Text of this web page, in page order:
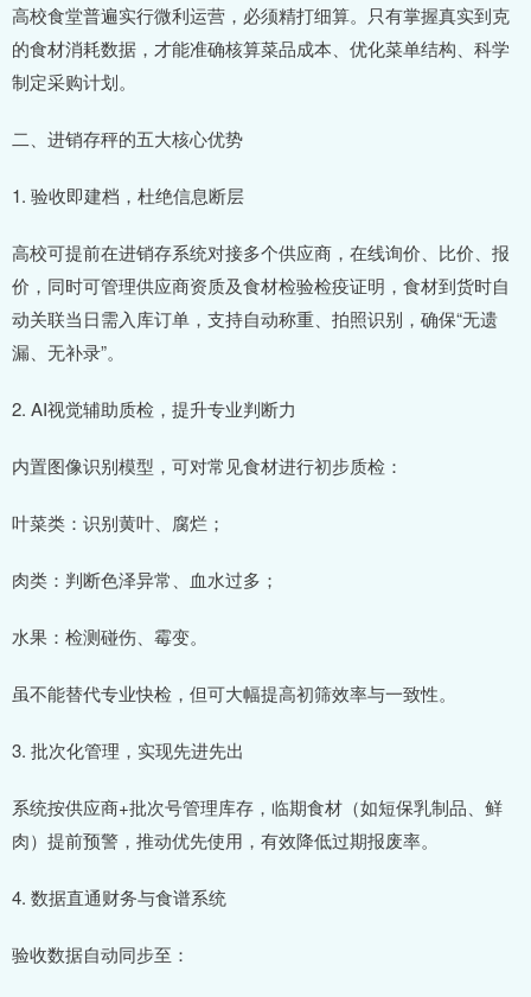
高校食堂普遍实行微利运营，必须精打细算。只有掌握真实到克
的食材消耗数据，才能准确核算菜品成本、优化菜单结构、科学
制定采购计划。
二、进销存秤的五大核心优势
1. 验收即建档，杜绝信息断层
高校可提前在进销存系统对接多个供应商，在线询价、比价、报
价，同时可管理供应商资质及食材检验检疫证明，食材到货时自
动关联当日需入库订单，支持自动称重、拍照识别，确保“无遗
漏、无补录”。
2. AI视觉辅助质检，提升专业判断力
内置图像识别模型，可对常见食材进行初步质检：
叶菜类：识别黄叶、腐烂；
肉类：判断色泽异常、血水过多；
水果：检测碰伤、霉变。
虽不能替代专业快检，但可大幅提高初筛效率与一致性。
3. 批次化管理，实现先进先出
系统按供应商+批次号管理库存，临期食材（如短保乳制品、鲜
肉）提前预警，推动优先使用，有效降低过期报废率。
4. 数据直通财务与食谱系统
验收数据自动同步至：